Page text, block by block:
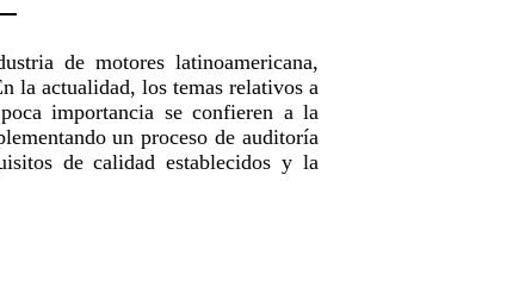
de motores latinoamericana,
la actualidad, los temas relativos a
importancia se confieren a la
un proceso de auditoría
de calidad establecidos y la